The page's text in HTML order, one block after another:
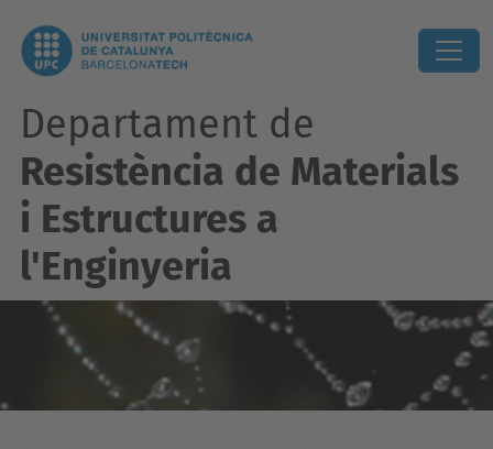
Departament de
Resistència de Materials
i Estructures a
l'Enginyeria